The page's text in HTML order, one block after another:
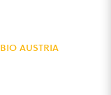
bio austria